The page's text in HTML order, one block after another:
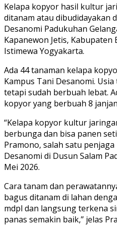
Kelapa kopyor hasil kultur
ditanam atau dibudidayakan
Desanomi Padukuhan
Kapanewon Jetis,
Istimewa Yogyakarta.
Ada 44 tanaman kelapa
Kampus Tani Desanomi.
tetapi sudah berbuah lebat.
kopyor yang berbuah 8
“Kelapa kopyor kultur
berbunga dan bisa panen
Pramono, salah satu
Desanomi di Dusun Salam
Mei 2026.
Cara tanam dan
bagus ditanam di lahan
mdpl dan langsung terkena
panas semakin baik,” jelas